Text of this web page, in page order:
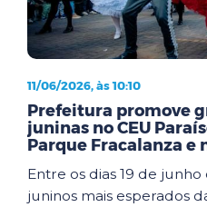
11/06/2026, às 10:10
Prefeitura promove
juninas no CEU
Parque Fracalanza e
Entre os dias 19 de
juninos mais esperados